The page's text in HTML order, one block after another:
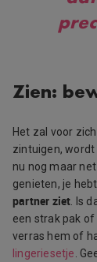
Zien:
Het zal voor
zintuigen,
nu nog maar
genieten, je
partner ziet . Is
een strak pak
verras hem of
lingeriesetje .